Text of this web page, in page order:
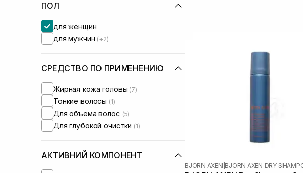
ПОЛ
для женщин
для мужчин (+2)
СРЕДСТВО ПО ПРИМЕНЕНИЮ
Жирная кожа головы (7)
Тонкие волосы (1)
Для объема волос (5)
Для глубокой очистки (1)
АКТИВНИЙ КОМПОНЕНТ
BJORN AXEN BJORN AXEN DRY